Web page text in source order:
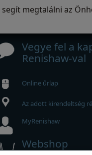
segít megtalálni az
Vegye fel a
Renishaw-val
Online űrlap
Az adott kirendeltség
MyRenishaw
Webshop